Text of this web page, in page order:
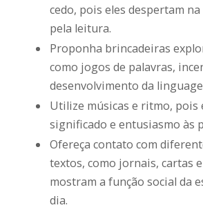
cedo, pois eles despertam
pela leitura.
Proponha brincadeiras
como jogos de palavras,
desenvolvimento da
Utilize músicas e ritmo, pois
significado e entusiasmo às
Ofereça contato com
textos, como jornais, cartas
mostram a função social da
dia.